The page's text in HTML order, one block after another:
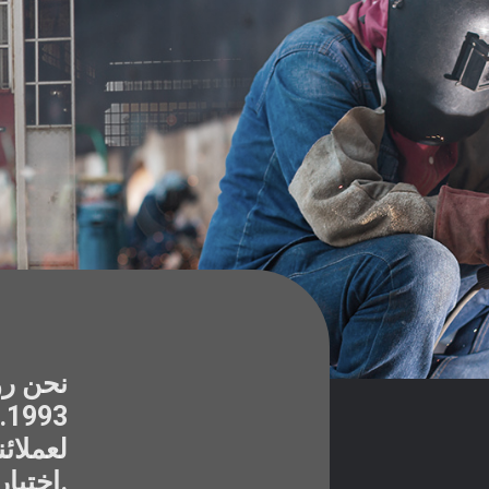
نحن
اختيار المواد وحتى إتقان الإنتاج.